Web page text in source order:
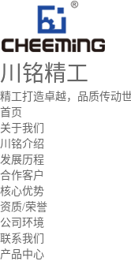
川铭精工
精工打造卓越，品质传动
首页
关于我们
川铭介绍
发展历程
合作客户
核心优势
资质/荣誉
公司环境
联系我们
产品中心